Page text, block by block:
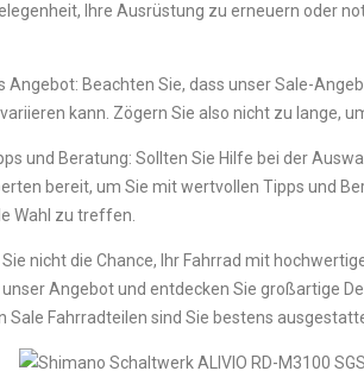
Ihre Ausrüstung zu erneuern oder
Angebot: Beachten Sie, dass unser Sale-
kann. Zögern Sie also nicht zu lange,
und Beratung: Sollten Sie Hilfe bei der
bereit, um Sie mit wertvollen Tipps und
Wahl zu treffen.
nicht die Chance, Ihr Fahrrad mit
Angebot und entdecken Sie großartige
Sale Fahrradteilen sind Sie bestens